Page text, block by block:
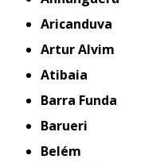
Aricanduva
Artur Alvim
Atibaia
Barra Funda
Barueri
Belém